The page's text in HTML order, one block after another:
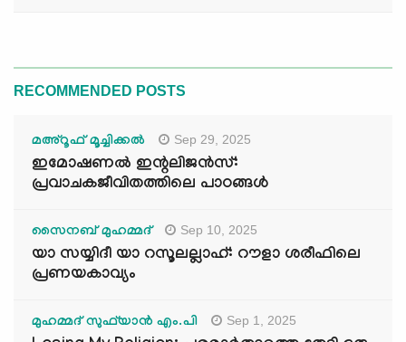
RECOMMENDED POSTS
മഅ്റൂഫ് മൂച്ചിക്കല്‍ Sep 29, 2025
ഇമോഷണൽ ഇന്റലിജൻസ്:
പ്രവാചകജീവിതത്തിലെ പാഠങ്ങൾ
സൈനബ് മുഹമ്മദ് Sep 10, 2025
യാ സയ്യിദീ യാ റസൂലല്ലാഹ്: റൗളാ ശരീഫിലെ
പ്രണയകാവ്യം
മുഹമ്മദ് സുഫ്‌യാൻ എം.പി Sep 1, 2025